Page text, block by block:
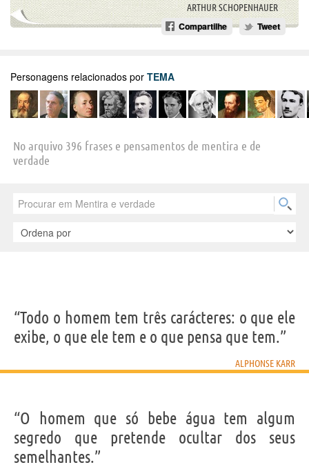
ARTHUR SCHOPENHAUER
Compartilhe Tweet
Personagens relacionados por TEMA
No arquivo 396 frases e pensamentos de mentira e de
verdade
“Todo o homem tem três carácteres: o que ele
exibe, o que ele tem e o que pensa que tem.”
ALPHONSE KARR
“O homem que só bebe água tem algum
segredo que pretende ocultar dos seus
semelhantes.”